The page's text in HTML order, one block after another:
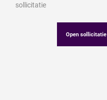
sollicitatie
Open sollicitatie